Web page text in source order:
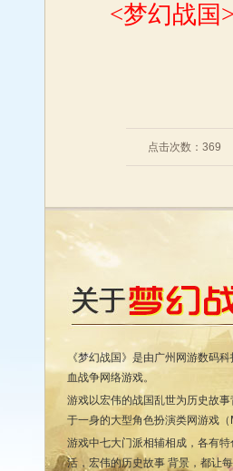
<梦幻战国
点击次数：369
《梦幻战国》是由广州网游数码
血战争网络游戏。
游戏以宏伟的战国乱世为历史故
于一身的大型角色扮演类网游戏
游戏中七大门派相辅相成，各有
活，宏伟的历史故事 背景，都让